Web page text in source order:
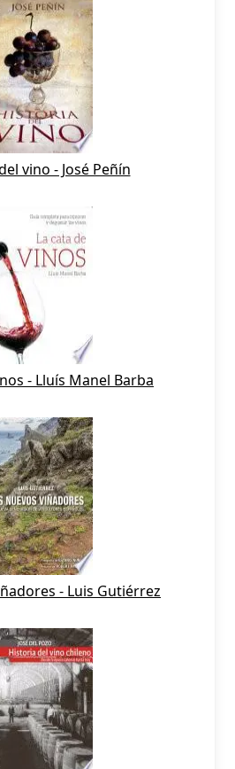
vino - José Peñín
- Lluís Manel Barba
- Luis Gutiérrez